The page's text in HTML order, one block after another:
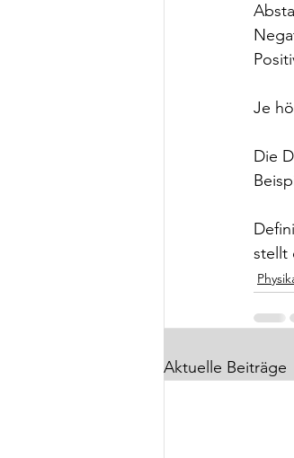
Je
Die
stellt
Aktuelle Beiträge